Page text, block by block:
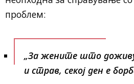
проблем:
„За жените што
и страв, секој ден е